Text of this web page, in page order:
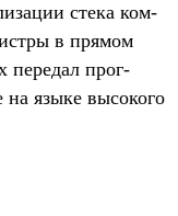
сте­ка ком­
в пря­мом
передал прог­
язы­ке высоко­го